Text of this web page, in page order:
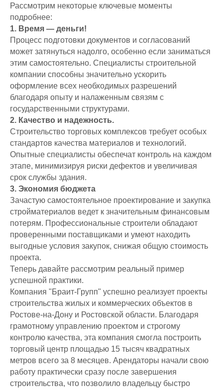
Рассмотрим некоторые ключевые моменты
подробнее:
1. Время — деньги!
Процесс подготовки документов и согласований
может затянуться надолго, особенно если заниматься
этим самостоятельно. Специалисты строительной
компании способны значительно ускорить
оформление всех необходимых разрешений
благодаря опыту и налаженным связям с
государственными структурами.
2. Качество и надежность.
Строительство торговых комплексов требует особых
стандартов качества материалов и технологий.
Опытные специалисты обеспечат контроль на каждом
этапе, минимизируя риски дефектов и увеличивая
срок службы здания.
3. Экономия бюджета
Зачастую самостоятельное проектирование и закупка
стройматериалов ведет к значительным финансовым
потерям. Профессиональные строители обладают
проверенными поставщиками и умеют находить
выгодные условия закупок, снижая общую стоимость
проекта.
Теперь давайте рассмотрим реальный пример
успешной практики.
Компания "Браит-Групп" успешно реализует проекты
строительства жилых и коммерческих объектов в
Ростове-на-Дону и Ростовской области. Благодаря
грамотному управлению проектом и строгому
контролю качества, эта компания смогла построить
торговый центр площадью 15 тысяч квадратных
метров всего за 8 месяцев. Арендаторы начали свою
работу практически сразу после завершения
строительства, что позволило владельцу быстро